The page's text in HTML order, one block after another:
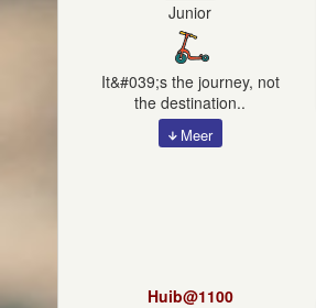
Junior
It&#039;s the journey, not
the destination..
Meer
Huib@1100